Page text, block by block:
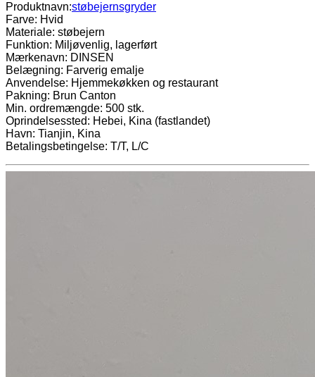
Produktnavn:støbejernsgryder
Farve: Hvid
Materiale: støbejern
Funktion: Miljøvenlig, lagerført
Mærkenavn: DINSEN
Belægning: Farverig emalje
Anvendelse: Hjemmekøkken og restaurant
Pakning: Brun Canton
Min. ordremængde: 500 stk.
Oprindelsessted: Hebei, Kina (fastlandet)
Havn: Tianjin, Kina
Betalingsbetingelse: T/T, L/C